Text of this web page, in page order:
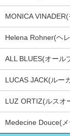
MONICA
Helena Rohner(ヘ
ALL BLUES(オール
LUCAS JACK(ルー
LUZ ORTIZ(ルスオ
Medecine Douce(